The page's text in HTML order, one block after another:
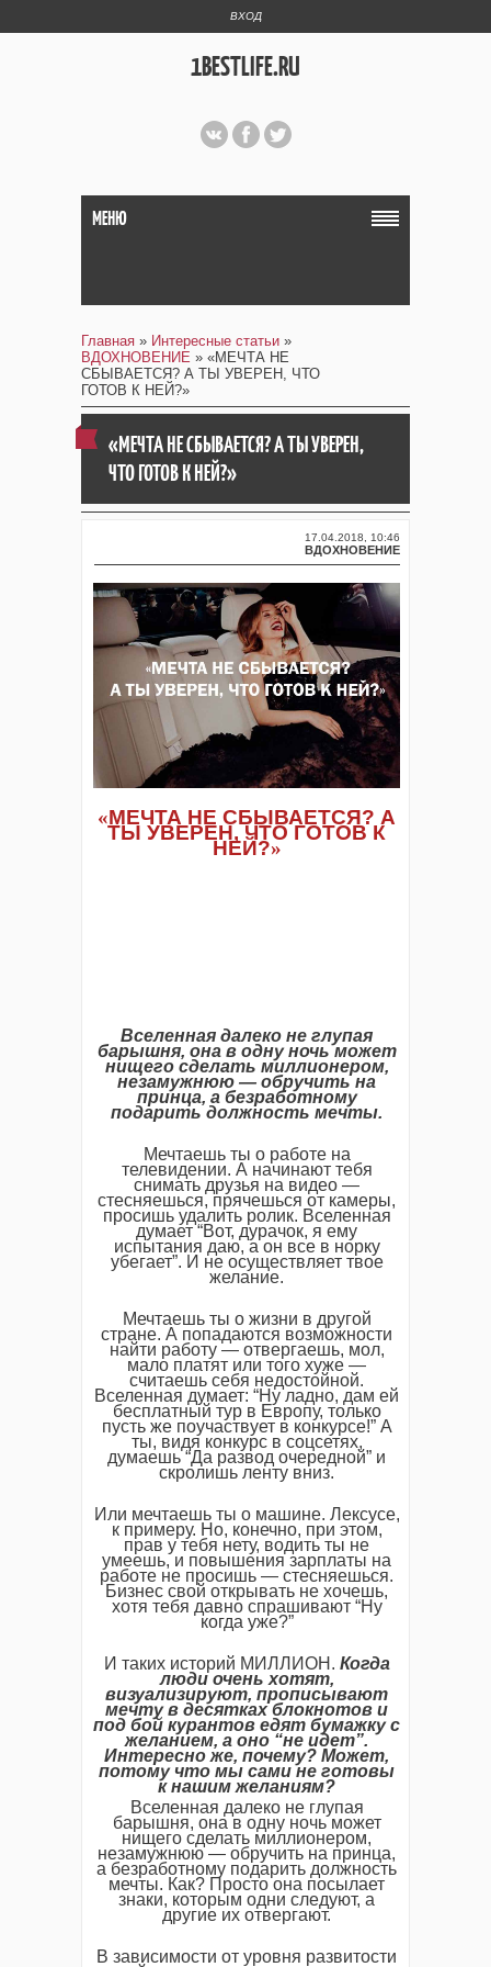
ВХОД
1BESTLIFE.RU
МЕНЮ
Главная » Интересные статьи »
ВДОХНОВЕНИЕ » «МЕЧТА НЕ
СБЫВАЕТСЯ? А ТЫ УВЕРЕН, ЧТО
ГОТОВ К НЕЙ?»
«МЕЧТА НЕ СБЫВАЕТСЯ? А ТЫ УВЕРЕН,
ЧТО ГОТОВ К НЕЙ?»
17.04.2018, 10:46
ВДОХНОВЕНИЕ
«МЕЧТА НЕ СБЫВАЕТСЯ? А
ТЫ УВЕРЕН, ЧТО ГОТОВ К
НЕЙ?»
Вселенная далеко не глупая
барышня, она в одну ночь может
нищего сделать миллионером,
незамужнюю — обручить на
принца, а безработному
подарить должность мечты.
Мечтаешь ты о работе на
телевидении. А начинают тебя
снимать друзья на видео —
стесняешься, прячешься от камеры,
просишь удалить ролик. Вселенная
думает “Вот, дурачок, я ему
испытания даю, а он все в норку
убегает”. И не осуществляет твое
желание.
Мечтаешь ты о жизни в другой
стране. А попадаются возможности
найти работу — отвергаешь, мол,
мало платят или того хуже —
считаешь себя недостойной.
Вселенная думает: “Ну ладно, дам ей
бесплатный тур в Европу, только
пусть же поучаствует в конкурсе!” А
ты, видя конкурс в соцсетях,
думаешь “Да развод очередной” и
скролишь ленту вниз.
Или мечтаешь ты о машине. Лексусе,
к примеру. Но, конечно, при этом,
прав у тебя нету, водить ты не
умеешь, и повышения зарплаты на
работе не просишь — стесняешься.
Бизнес свой открывать не хочешь,
хотя тебя давно спрашивают “Ну
когда уже?”
И таких историй МИЛЛИОН. Когда
люди очень хотят,
визуализируют, прописывают
мечту в десятках блокнотов и
под бой курантов едят бумажку с
желанием, а оно “не идет”.
Интересно же, почему? Может,
потому что мы сами не готовы
к нашим желаниям?
Вселенная далеко не глупая
барышня, она в одну ночь может
нищего сделать миллионером,
незамужнюю — обручить на принца,
а безработному подарить должность
мечты. Как? Просто она посылает
знаки, которым одни следуют, а
другие их отвергают.
В зависимости от уровня развитости